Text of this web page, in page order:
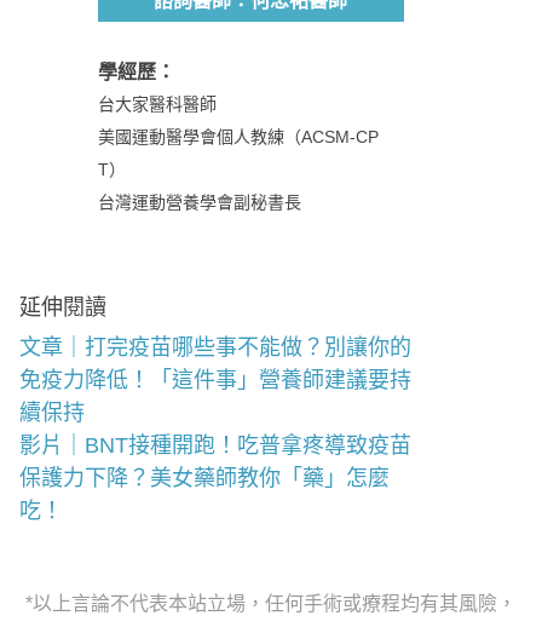
學經歷：
台大家醫科醫師
美國運動醫學會個人教練（ACSM-CP
T）
台灣運動營養學會副秘書長
延伸閱讀
文章｜打完疫苗哪些事不能做？別讓你的
免疫力降低！「這件事」營養師建議要持
續保持
影片｜BNT接種開跑！吃普拿疼導致疫苗
保護力下降？美女藥師教你「藥」怎麼
吃！
*以上言論不代表本站立場，任何手術或療程均有其風險，